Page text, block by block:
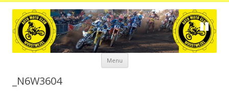
Menu Spring
de
_N6W3604